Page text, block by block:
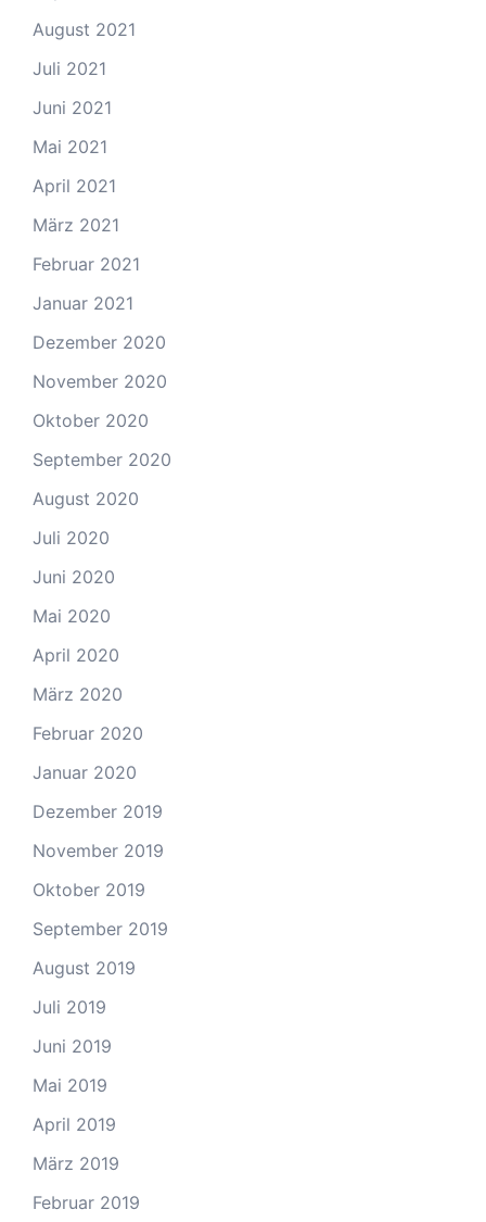
August 2021
Juli 2021
Juni 2021
Mai 2021
April 2021
März 2021
Februar 2021
Januar 2021
Dezember 2020
November 2020
Oktober 2020
September 2020
August 2020
Juli 2020
Juni 2020
Mai 2020
April 2020
März 2020
Februar 2020
Januar 2020
Dezember 2019
November 2019
Oktober 2019
September 2019
August 2019
Juli 2019
Juni 2019
Mai 2019
April 2019
März 2019
Februar 2019